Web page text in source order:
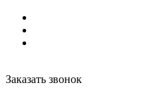
Заказать звонок